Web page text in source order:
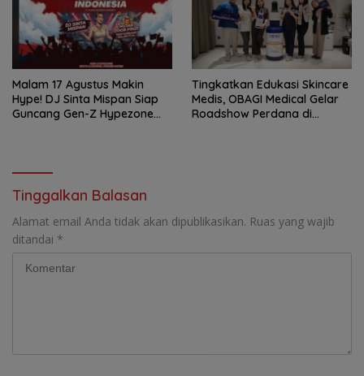
Malam 17 Agustus Makin
Hype! DJ Sinta Mispan Siap
Guncang Gen-Z Hypezone
Tingkatkan Edukasi Skincare
Medis, OBAGI Medical Gelar
Roadshow Perdana di
Tinggalkan Balasan
Alamat email Anda tidak akan dipublikasikan. Ruas yang wajib
ditandai *